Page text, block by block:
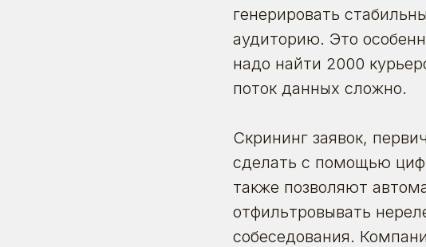
генерировать
аудиторию. Это
надо найти 2000
поток данных сложно.
Скрининг заявок,
сделать с помощью
также позволяют
отфильтровывать
собеседования.